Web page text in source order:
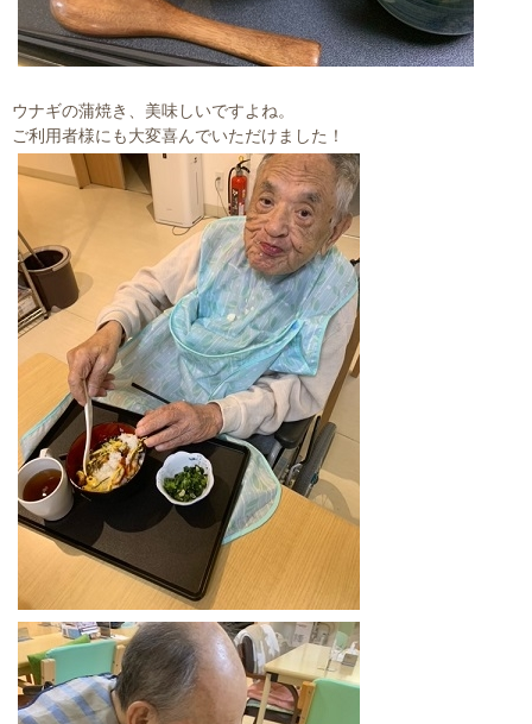
ウナギの蒲焼き、美味しいですよね。
ご利用者様にも大変喜んでいただけました！